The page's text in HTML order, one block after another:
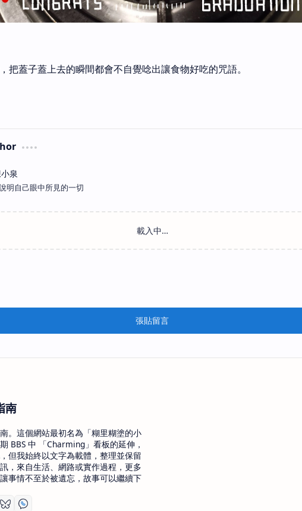
把蓋子蓋上去的瞬間都會不自覺唸出讓食物好吃的咒語。
明自己眼中所見的一切
張貼留言
南
。這個網站最初名為「糊里糊塗的小
BBS 中 「Charming」看板的延伸，
但我始終以文字為載體，整理並保留
，來自生活、網路或實作過程，更多
事情不至於被遺忘，故事可以繼續下